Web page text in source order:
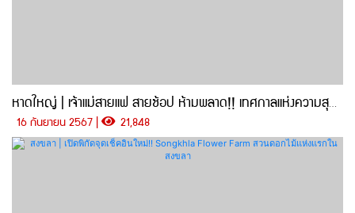
หาดใหญ่ | เจ้าแม่สายแฟ สายช้อป ห้ามพลาด!! เทศกาลแห่งความสุขได้เริ่มขึ้นแล้ว กับงาน HELLO HATYAI 2024
16 กันยายน 2567 | 21,848